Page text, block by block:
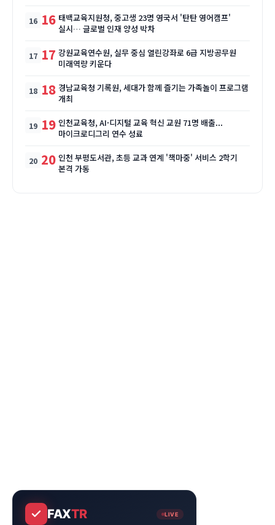
16 태백교육지원청, 중고생 23명 영국서 '탄탄 영어캠프'
실시… 글로벌 인재 양성 박차
17 강원교육연수원, 실무 중심 열린강좌로 6급 지방공무원
미래역량 키운다
18 경남교육청 기록원, 세대가 함께 즐기는 가족놀이 프로그램
개최
19 인천교육청, AI·디지털 교육 혁신 교원 71명 배출...
마이크로디그리 연수 성료
20 인천 부평도서관, 초등 교과 연계 '책마중' 서비스 2학기
본격 가동